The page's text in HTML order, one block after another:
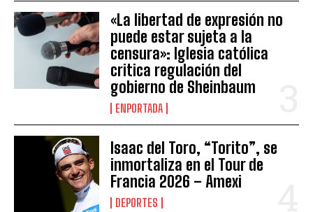
«La libertad de expresión no
puede estar sujeta a la
censura»: Iglesia católica
critica regulación del
gobierno de Sheinbaum
ENPORTADA
Isaac del Toro, “Torito”, se
inmortaliza en el Tour de
Francia 2026 – Amexi
DEPORTES